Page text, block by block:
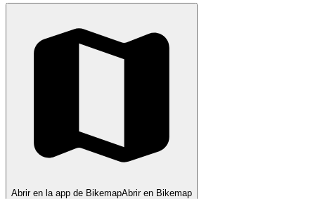
Abrir en la app de BikemapAbrir en Bikemap